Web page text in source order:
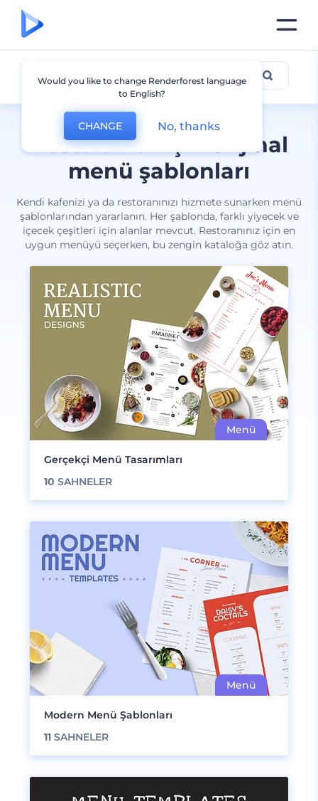
Restoranlar için orijinal
menü şablonları
Kendi kafenizi ya da restoranınızı hizmete sunarken menü
şablonlarından yararlanın. Her şablonda, farklı yiyecek ve
içecek çeşitleri için alanlar mevcut. Restoranınız için en
uygun menüyü seçerken, bu zengin kataloğa göz atın.
Menü
Gerçekçi Menü Tasarımları
10 SAHNELER
Modern Menü Şablonları
11 SAHNELER
Would you like to change Renderforest language
to English?
CHANGE No, thanks